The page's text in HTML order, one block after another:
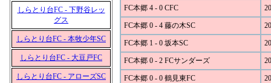
しらとり台FC - 下野谷レッ
グス
しらとり台FC - 本牧少年SC
しらとり台FC - 大豆戸FC
しらとり台FC - アローズSC
FC本郷 4 - 0 CFC
FC本郷 0 - 4 藤の木SC
FC本郷 1 - 0 坂本SC
FC本郷 0 - 2 FCサンダーズ
FC本郷 0 - 0 鶴見東FC